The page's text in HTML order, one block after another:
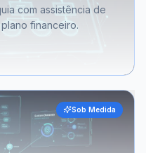
com assistência de
financeiro.
Sob Medida